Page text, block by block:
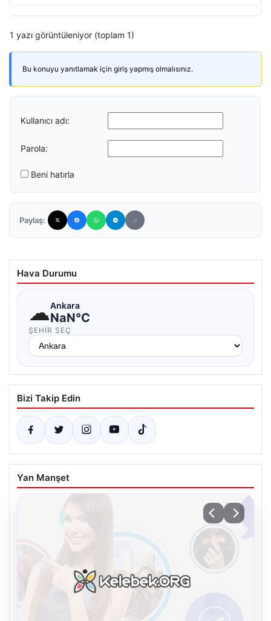
1 yazı görüntüleniyor (toplam 1)
Bu konuyu yanıtlamak için giriş yapmış olmalısınız.
Kullanıcı adı:
Parola:
Beni hatırla
Paylaş:
Hava Durumu
☁Ankara
NaN°C
ŞEHIR SEÇ
Bizi Takip Edin
Yan Manşet